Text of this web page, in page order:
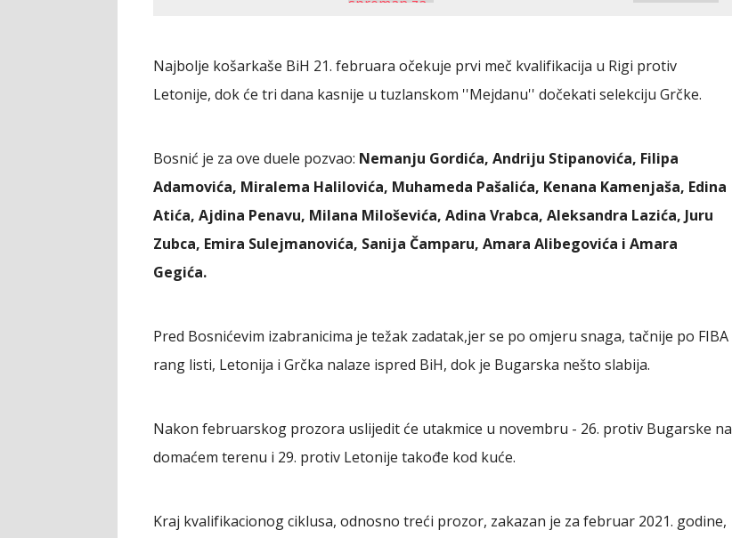
Najbolje košarkaše BiH 21. februara očekuje prvi meč kvalifikacija u Rigi protiv
Letonije, dok će tri dana kasnije u tuzlanskom ''Mejdanu'' dočekati selekciju Grčke.
Bosnić je za ove duele pozvao: Nemanju Gordića, Andriju Stipanovića, Filipa
Adamovića, Miralema Halilovića, Muhameda Pašalića, Kenana Kamenjaša, Edina
Atića, Ajdina Penavu, Milana Miloševića, Adina Vrabca, Aleksandra Lazića, Juru
Zubca, Emira Sulejmanovića, Sanija Čamparu, Amara Alibegovića i Amara
Gegića.
Pred Bosnićevim izabranicima je težak zadatak,jer se po omjeru snaga, tačnije po FIBA
rang listi, Letonija i Grčka nalaze ispred BiH, dok je Bugarska nešto slabija.
Nakon februarskog prozora uslijedit će utakmice u novembru - 26. protiv Bugarske na
domaćem terenu i 29. protiv Letonije takođe kod kuće.
Kraj kvalifikacionog ciklusa, odnosno treći prozor, zakazan je za februar 2021. godine,